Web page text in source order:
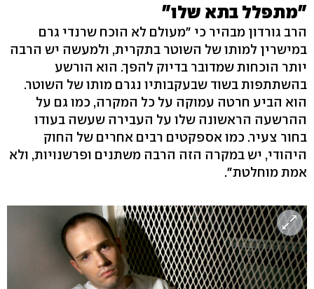
"מתפלל בתא שלו"
הרב גורדון מבהיר כי "מעולם לא הוכח שרנדי גרם
במישרין למותו של השוטר בתקרית, ולמעשה יש הרבה
יותר הוכחות שמדובר בדיוק להפך. הוא הורשע
בהשתתפות בשוד שבעקבותיו נגרם מותו של השוטר.
הוא הביע חרטה עמוקה על כל המקרה, כמו גם על
ההרשעה הראשונה שלו על העבירה שעשה בעודו
בחור צעיר. כמו אספקטים רבים אחרים של החוק
היהודי, יש במקרה הזה הרבה משתנים ופרשנויות, ולא
אמת מוחלטת".